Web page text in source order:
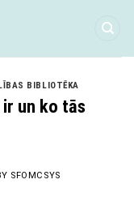
BIBLIOTĒKA
un ko tās
SFOMCSYS